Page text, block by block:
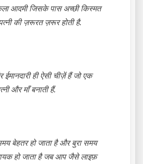
आदमी जिसके पास अच्छी किस्मत
की ज़रूरत ज़रूर होती है.
ईमानदारी ही ऐसी चीज़ें हैं जो एक
और माँ बनाती हैं.
बेहतर हो जाता है और बुरा समय
हो जाता है जब आप जैसे लाइफ़